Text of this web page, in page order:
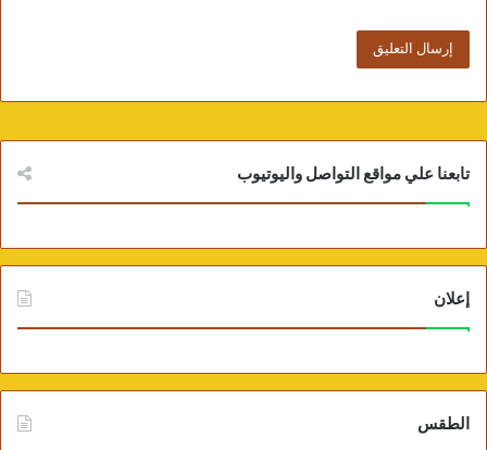
تابعنا علي مواقع التواصل واليوتيوب
إعلان
الطقس